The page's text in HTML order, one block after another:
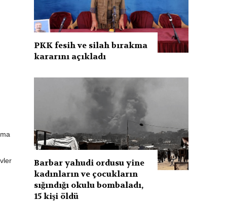
PKK fesih ve silah bırakma
kararını açıkladı
Barbar yahudi ordusu yine
kadınların ve çocukların
sığındığı okulu bombaladı,
15 kişi öldü